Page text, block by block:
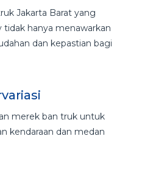
Jakarta Barat yang
tidak hanya menawarkan
dan kepastian bagi
merek ban truk untuk
kendaraan dan medan